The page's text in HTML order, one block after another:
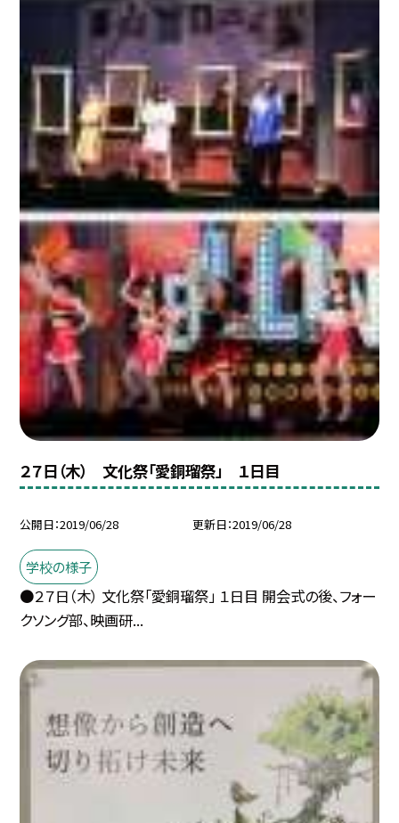
２７日（木） 文化祭「愛銅瑠祭」 １日目
公開日 2019/06/28 更新日 2019/06/28
学校の様子
●２７日（木） 文化祭「愛銅瑠祭」 １日目 開会式の後、フォー
クソング部、映画研...